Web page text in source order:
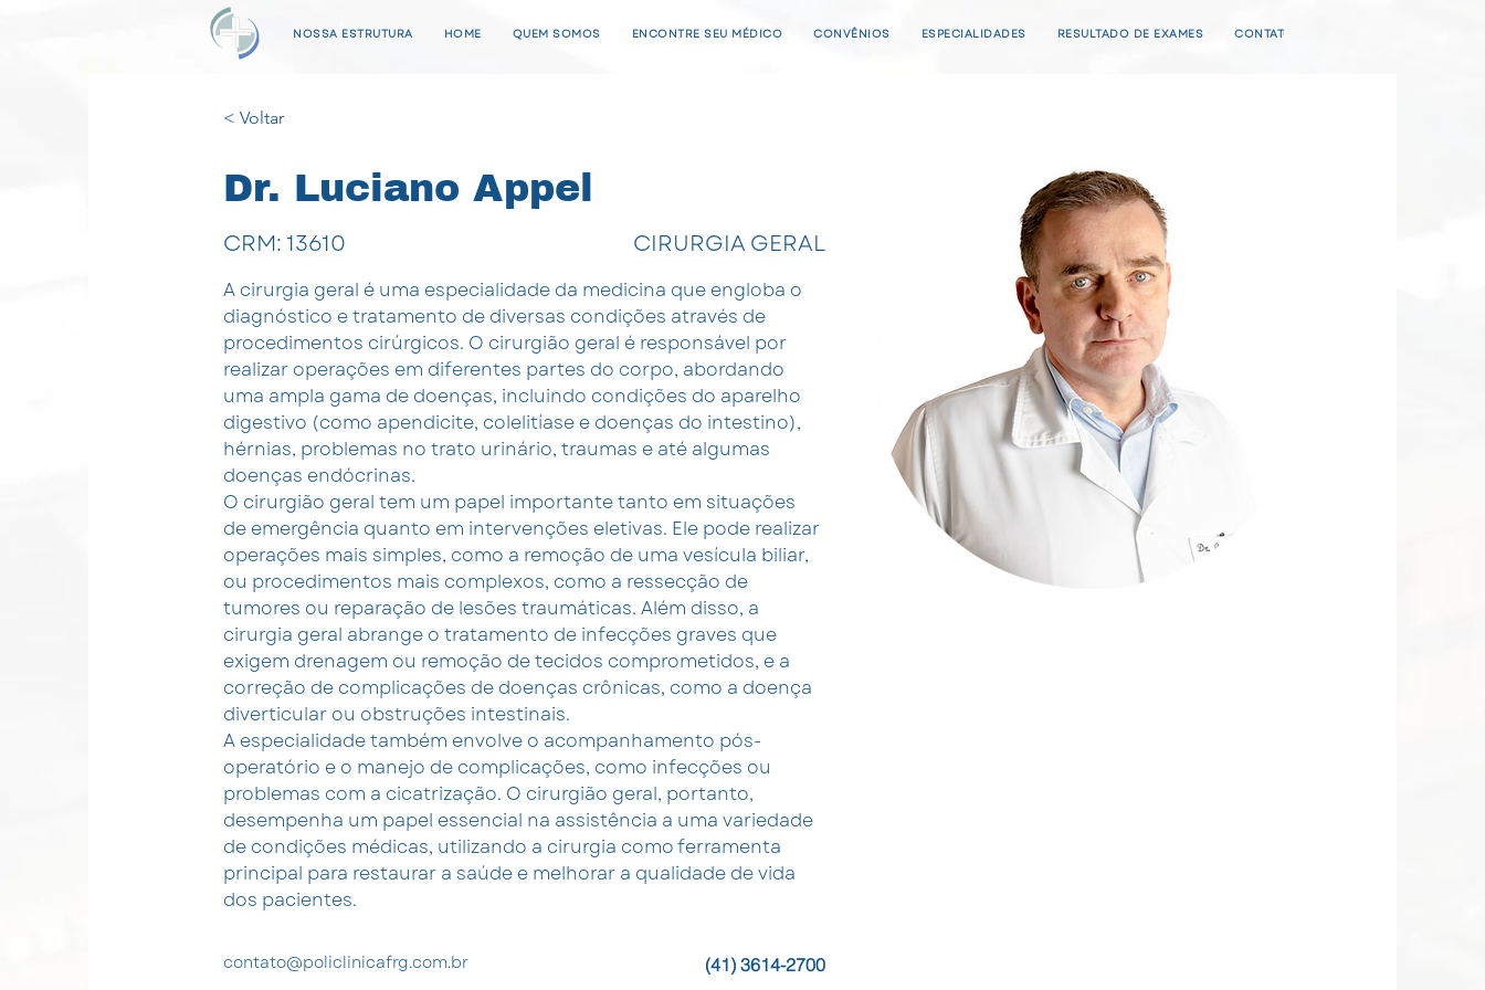
NOSSA ESTRUTURA HOME QUEM SOMOS ENCONTRE SEU MÉDICO CONVÊNIOS ESPECIALIDADES RESULTADO DE EXAMES CONTATO
< Voltar
Dr. Luciano Appel
CRM: 13610 CIRURGIA GERAL
A cirurgia geral é uma especialidade da medicina que engloba o
diagnóstico e tratamento de diversas condições através de
procedimentos cirúrgicos. O cirurgião geral é responsável por
realizar operações em diferentes partes do corpo, abordando
uma ampla gama de doenças, incluindo condições do aparelho
digestivo (como apendicite, colelitíase e doenças do intestino),
hérnias, problemas no trato urinário, traumas e até algumas
doenças endócrinas.
O cirurgião geral tem um papel importante tanto em situações
de emergência quanto em intervenções eletivas. Ele pode realizar
operações mais simples, como a remoção de uma vesícula biliar,
ou procedimentos mais complexos, como a ressecção de
tumores ou reparação de lesões traumáticas. Além disso, a
cirurgia geral abrange o tratamento de infecções graves que
exigem drenagem ou remoção de tecidos comprometidos, e a
correção de complicações de doenças crônicas, como a doença
diverticular ou obstruções intestinais.
A especialidade também envolve o acompanhamento pós-
operatório e o manejo de complicações, como infecções ou
problemas com a cicatrização. O cirurgião geral, portanto,
desempenha um papel essencial na assistência a uma variedade
de condições médicas, utilizando a cirurgia como ferramenta
principal para restaurar a saúde e melhorar a qualidade de vida
dos pacientes.
contato@policlinicafrg.com.br (41) 3614-2700